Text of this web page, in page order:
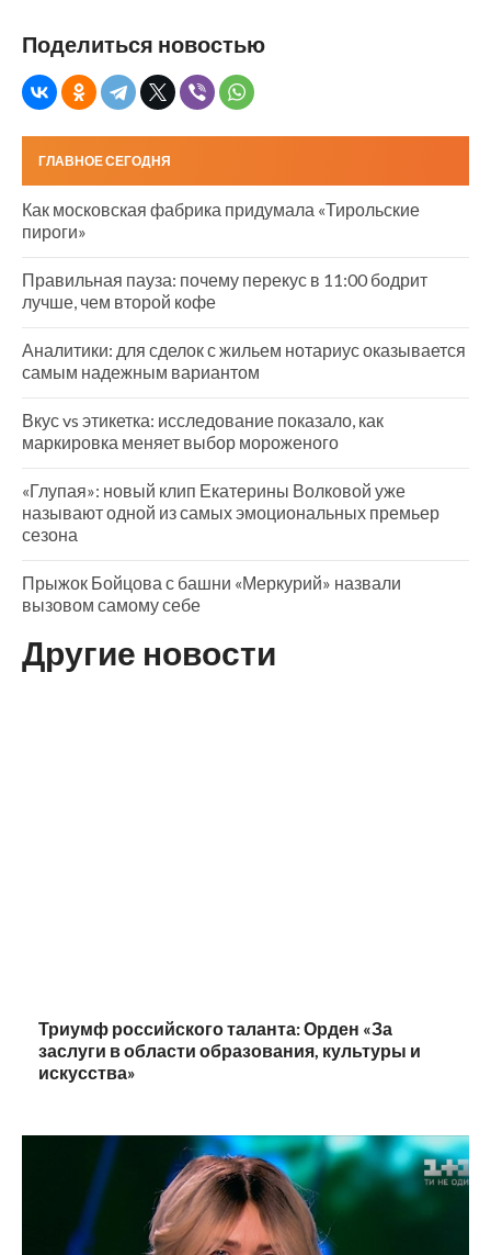
Поделиться новостью
ГЛАВНОЕ СЕГОДНЯ
Как московская фабрика придумала «Тирольские
пироги»
Правильная пауза: почему перекус в 11:00 бодрит
лучше, чем второй кофе
Аналитики: для сделок с жильем нотариус оказывается
самым надежным вариантом
Вкус vs этикетка: исследование показало, как
маркировка меняет выбор мороженого
«Глупая»: новый клип Екатерины Волковой уже
называют одной из самых эмоциональных премьер
сезона
Прыжок Бойцова с башни «Меркурий» назвали
вызовом самому себе
Другие новости
Триумф российского таланта: Орден «За
заслуги в области образования, культуры и
искусства»